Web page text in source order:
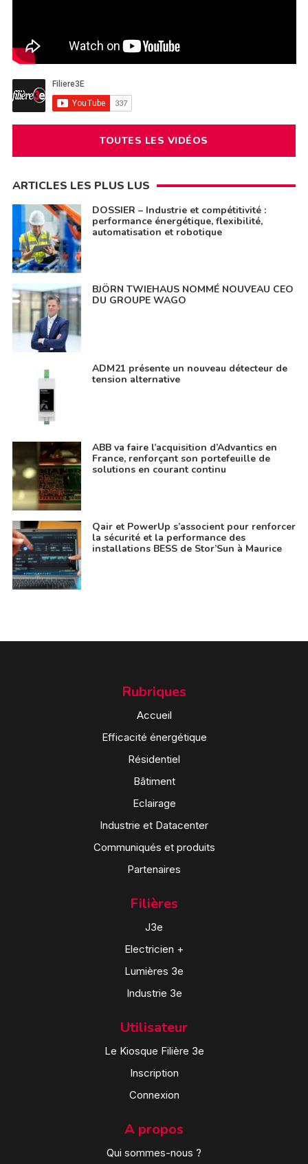
TOUTES LES VIDÉOS
ARTICLES LES PLUS LUS
DOSSIER – Industrie et compétitivité :
performance énergétique, flexibilité,
automatisation et robotique
BJÖRN TWIEHAUS NOMMÉ NOUVEAU CEO
DU GROUPE WAGO
ADM21 présente un nouveau détecteur de
tension alternative
ABB va faire l’acquisition d’Advantics en
France, renforçant son portefeuille de
solutions en courant continu
Qair et PowerUp s’associent pour renforcer
la sécurité et la performance des
installations BESS de Stor’Sun à Maurice
Rubriques
Accueil
Efficacité énergétique
Résidentiel
Bâtiment
Eclairage
Industrie et Datacenter
Communiqués et produits
Partenaires
Filières
J3e
Electricien +
Lumières 3e
Industrie 3e
Utilisateur
Le Kiosque Filière 3e
Inscription
Connexion
A propos
Qui sommes-nous ?